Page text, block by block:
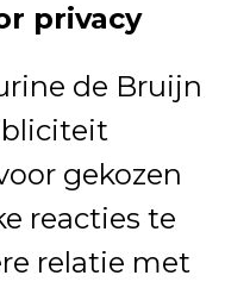
privacy
de Bruijn
gekozen
reacties te
relatie met